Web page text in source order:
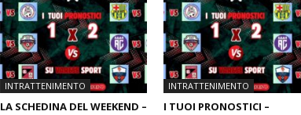
INTRATTENIMENTO
LA SCHEDINA DEL WEEKEND –
INTRATTENIMENTO
I TUOI PRONOSTICI –